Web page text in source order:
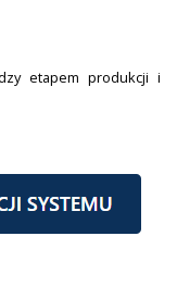
etapem produkcji i